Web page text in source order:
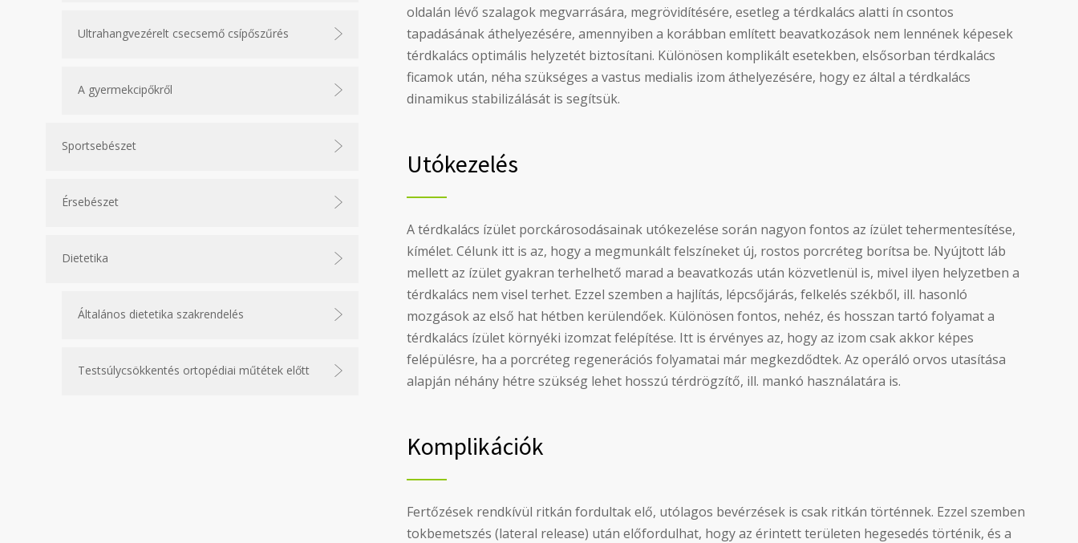
Ultrahangvezérelt csecsemő csípőszűrés
A gyermekcipőkről
Sportsebészet
Érsebészet
Dietetika
Általános dietetika szakrendelés
Testsúlycsökkentés ortopédiai műtétek előtt
oldalán lévő szalagok megvarrására, megrövidítésére, esetleg a térdkalács alatti ín csontos
tapadásának áthelyezésére, amennyiben a korábban említett beavatkozások nem lennének képesek
térdkalács optimális helyzetét biztosítani. Különösen komplikált esetekben, elsősorban térdkalács
ficamok után, néha szükséges a vastus medialis izom áthelyezésére, hogy ez által a térdkalács
dinamikus stabilizálását is segítsük.
Utókezelés
A térdkalács ízület porckárosodásainak utókezelése során nagyon fontos az ízület tehermentesítése,
kímélet. Célunk itt is az, hogy a megmunkált felszíneket új, rostos porcréteg borítsa be. Nyújtott láb
mellett az ízület gyakran terhelhető marad a beavatkozás után közvetlenül is, mivel ilyen helyzetben a
térdkalács nem visel terhet. Ezzel szemben a hajlítás, lépcsőjárás, felkelés székből, ill. hasonló
mozgások az első hat hétben kerülendőek. Különösen fontos, nehéz, és hosszan tartó folyamat a
térdkalács ízület környéki izomzat felépítése. Itt is érvényes az, hogy az izom csak akkor képes
felépülésre, ha a porcréteg regenerációs folyamatai már megkezdődtek. Az operáló orvos utasítása
alapján néhány hétre szükség lehet hosszú térdrögzítő, ill. mankó használatára is.
Komplikációk
Fertőzések rendkívül ritkán fordultak elő, utólagos bevérzések is csak ritkán történnek. Ezzel szemben
tokbemetszés (lateral release) után előfordulhat, hogy az érintett területen hegesedés történik, és a